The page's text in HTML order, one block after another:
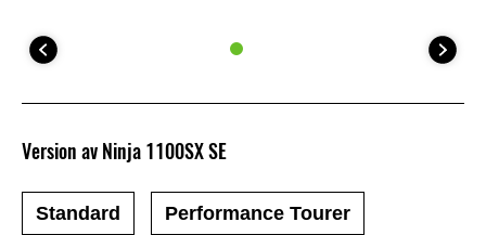
Version av Ninja 1100SX SE
Standard Performance Tourer